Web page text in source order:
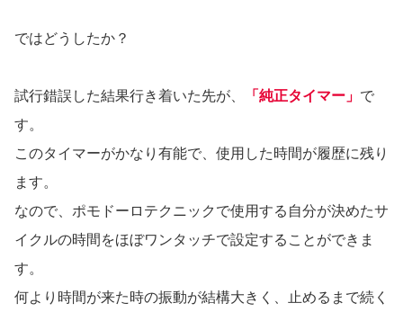
ではどうしたか？
試行錯誤した結果行き着いた先が、 「純正タイマー」 で
す。
このタイマーがかなり有能で、使用した時間が履歴に残り
ます。
なので、ポモドーロテクニックで使用する自分が決めたサ
イクルの時間をほぼワンタッチで設定することができま
す。
何より時間が来た時の振動が結構大きく、止めるまで続く